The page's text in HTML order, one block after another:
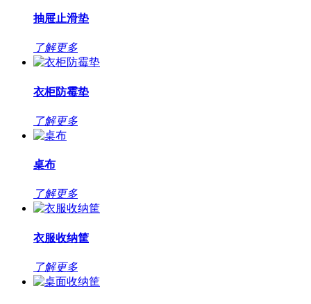
抽屉止滑垫
了解更多
衣柜防霉垫
了解更多
桌布
了解更多
衣服收纳筐
了解更多